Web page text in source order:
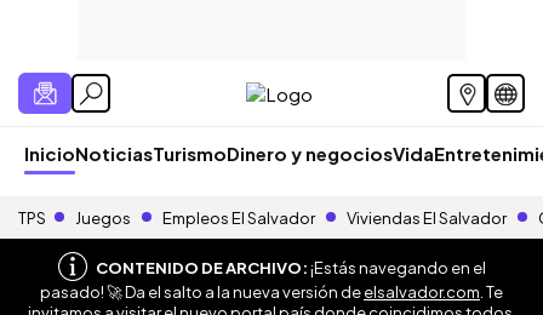
InicioNoticiasTurismoDinero y negociosVida
TPS Juegos Empleos El Salvador Viviendas El Salvador
CONTENIDO DE ARCHIVO:¡Estás navegando en el
pasado! 🚀 Da el salto a la nueva versión deelsalvador.com . Te